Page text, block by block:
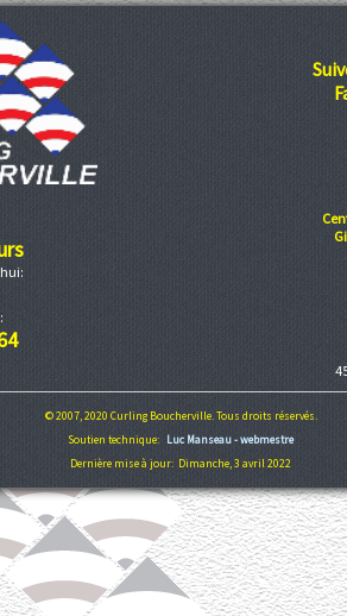
© 2007, 2020 Curling Boucherville. Tous droits réservés.
Soutien technique:Luc Manseau - webmestre
Dernière mise à jour: Dimanche, 3 avril 2022